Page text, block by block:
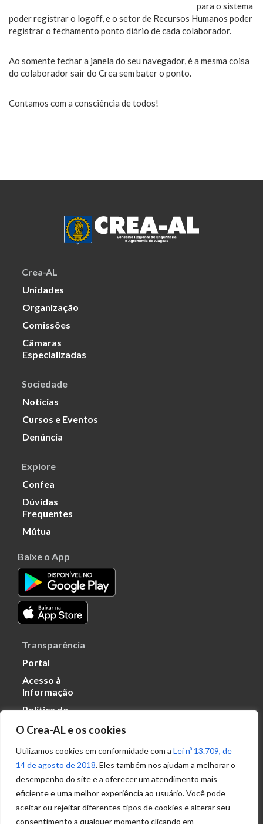
O Crea-AL e os cookies
Utilizamos cookies em conformidade com a Lei nº 13.709, de
14 de agosto de 2018. Eles também nos ajudam a melhorar o
desempenho do site e a oferecer um atendimento mais
eficiente e uma melhor experiência ao usuário. Você pode
aceitar ou rejeitar diferentes tipos de cookies e alterar seu
consentimento a qualquer momento clicando em
para o sistema
poder registrar o logoff, e o setor de Recursos Humanos poder
registrar o fechamento ponto diário de cada colaborador.
Ao somente fechar a janela do seu navegador, é a mesma coisa
do colaborador sair do Crea sem bater o ponto.
Contamos com a consciência de todos!
Crea-AL
Unidades
Organização
Comissões
Câmaras
Especializadas
Sociedade
Notícias
Cursos e Eventos
Denúncia
Explore
Confea
Dúvidas
Frequentes
Mútua
Baixe o App
Transparência
Portal
Acesso à
Informação
Política de
Dados
Ouvidoria
(82) 2123 0864
ouvidoria@crea-al.org.br